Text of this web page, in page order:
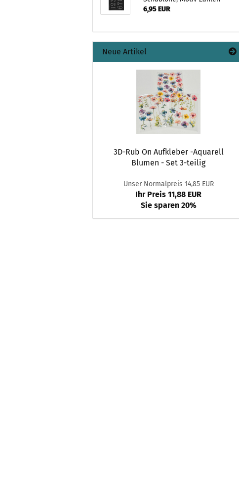
6,95 EUR
Neue Artikel
3D-Rub On Aufkleber -Aquarell
Blumen - Set 3-teilig
Unser Normalpreis 14,85 EUR
Ihr Preis 11,88 EUR
Sie sparen 20%